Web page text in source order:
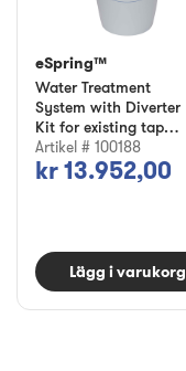
eSpring™
Water Treatment
System with Diverter
Kit for existing tap
(above-counter
installation)
Artikel # 100188
kr 13.952,00
Lägg i varukorg